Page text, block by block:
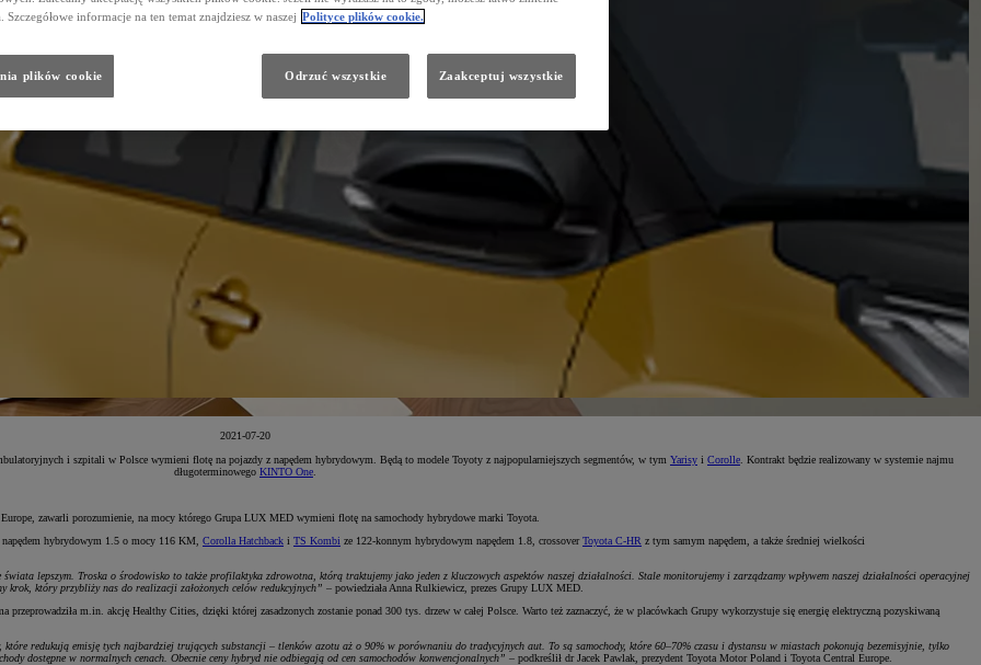
2021-07-20
i szpitali w Polsce wymieni flotę na pojazdy z napędem hybrydowym. Będą to modele Toyoty z najpopularniejszych segmentów, w tym Yarisy i Corolle . Kontrakt będzie realizowany w systemie najmu
długoterminowego KINTO One
zawarli porozumienie, na mocy którego Grupa LUX MED wymieni flotę na samochody hybrydowe marki Toyota.
napędem hybrydowym 1.5 o mocy 116 KM, Corolla Hatchback i TS Kombi ze 122-konnym hybrydowym napędem 1.8, crossoverToyota C-HR z tym samym napędem, a także średniej wielkości
lepszym. Troska o środowisko to także profilaktyka zdrowotna, którą traktujemy jako jeden z kluczowych aspektów naszej działalności. Stale monitorujemy i zarządzamy wpływem naszej działalności operacyjnej
który przybliży nas do realizacji założonych celów redukcyjnych” – powiedziała Anna Rulkiewicz, prezes Grupy LUX MED.
m.in. akcję Healthy Cities, dzięki której zasadzonych zostanie ponad 300 tys. drzew w całej Polsce. Warto też zaznaczyć, że w placówkach Grupy wykorzystuje się energię elektryczną pozyskiwaną
redukują emisję tych najbardziej trujących substancji – tlenków azotu aż o 90% w porównaniu do tradycyjnych aut. To są samochody, które 60–70% czasu i dystansu w miastach pokonują bezemisyjnie, tylko
dostępne w normalnych cenach. Obecnie ceny hybryd nie odbiegają od cen samochodów konwencjonalnych” – podkreślił dr Jacek Pawlak, prezydent Toyota Motor Poland i Toyota Central Europe.
Szczegółowe informacje na ten temat znajdziesz w naszej Polityce plików cookie.
Odrzuć wszystkie Zaakceptuj wszystkie
plików cookie